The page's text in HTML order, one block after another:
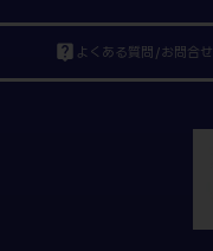
live_help よくある質問/お問合せ